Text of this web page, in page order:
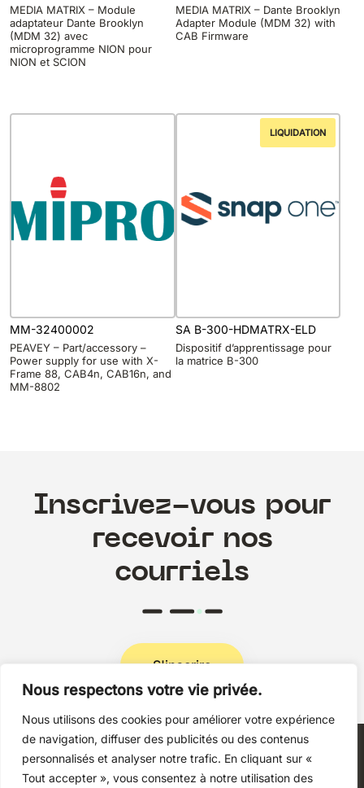
Nous respectons votre vie privée.
Nous utilisons des cookies pour améliorer votre expérience
de navigation, diffuser des publicités ou des contenus
personnalisés et analyser notre trafic. En cliquant sur «
Tout accepter », vous consentez à notre utilisation des
MEDIA MATRIX – Module
adaptateur Dante Brooklyn
(MDM 32) avec
microprogramme NION pour
NION et SCION
MEDIA MATRIX – Dante Brooklyn
Adapter Module (MDM 32) with
CAB Firmware
MM-32400002
PEAVEY – Part/accessory –
Power supply for use with X-
Frame 88, CAB4n, CAB16n, and
MM-8802
LIQUIDATION
SA B-300-HDMATRX-ELD
Dispositif d’apprentissage pour
la matrice B-300
Inscrivez-vous pour
recevoir nos
courriels
S'inscrire
Politique de confidentialité